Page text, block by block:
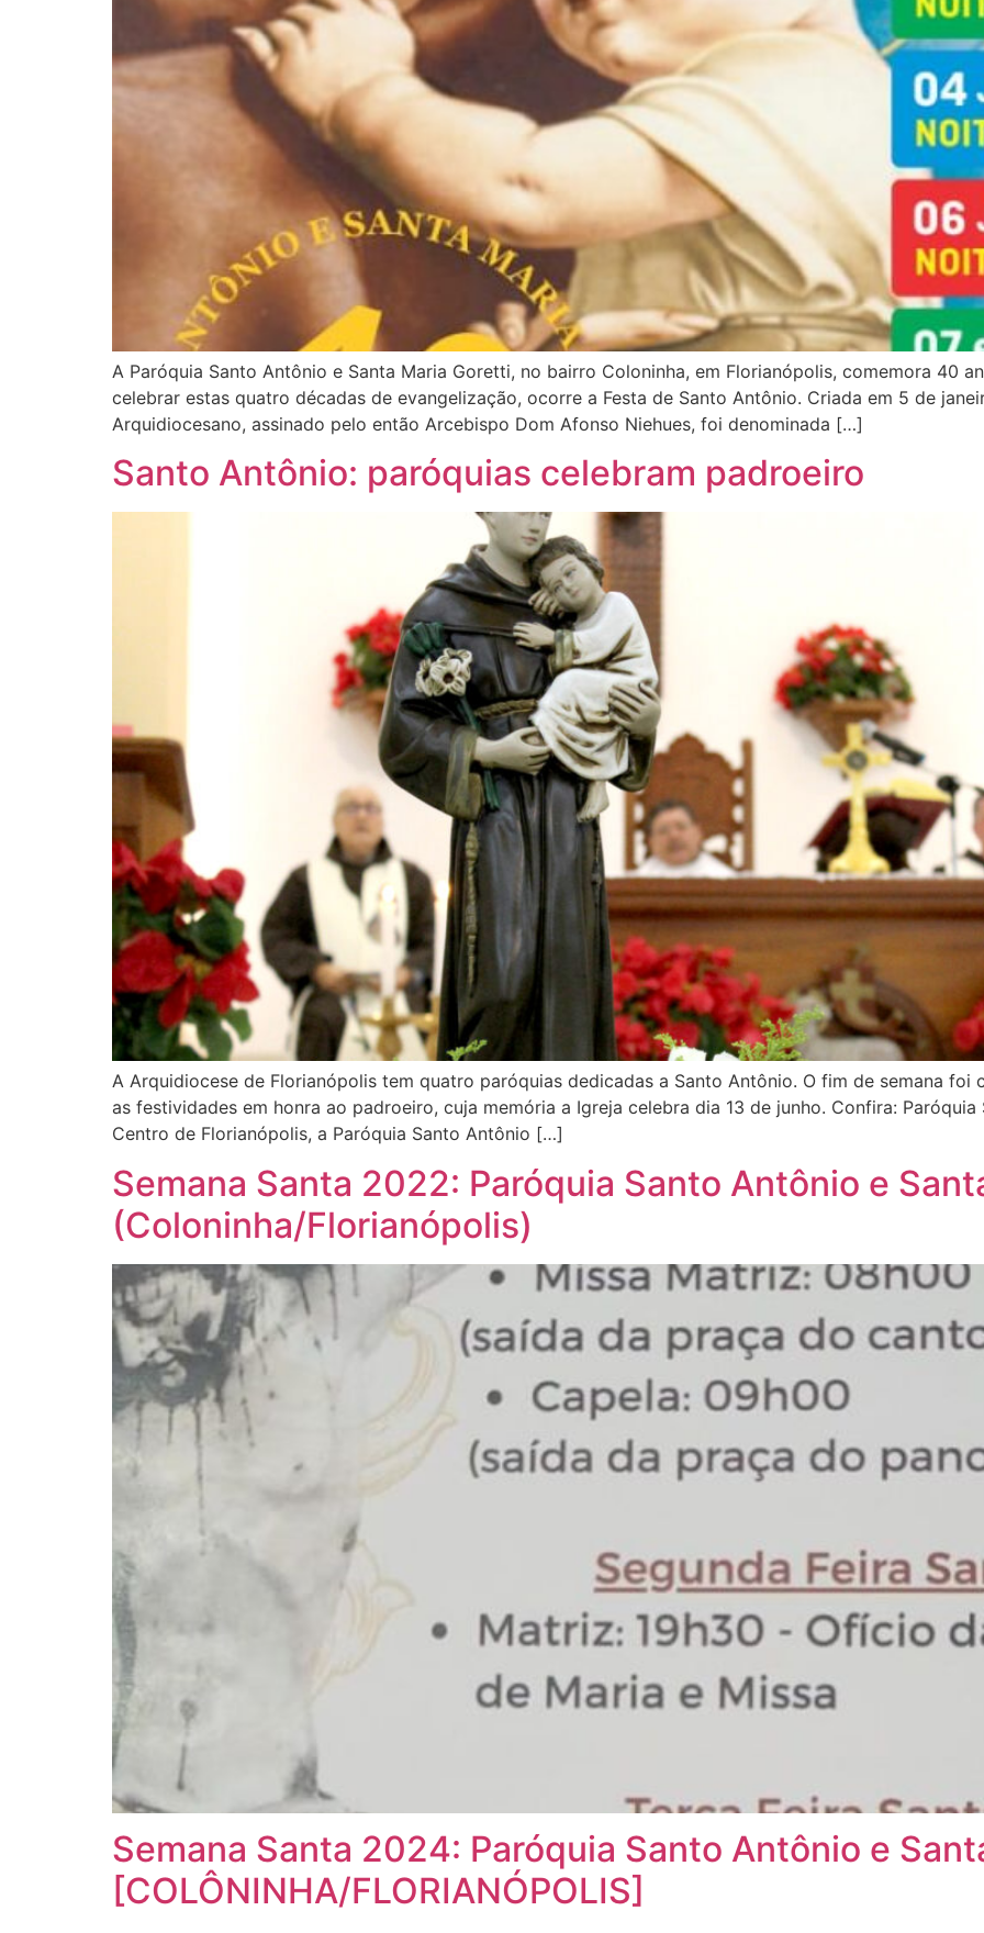
A Paróquia Santo Antônio e Santa Maria Goretti, no bairro Coloninha, em Florianópolis, comemora 40
celebrar estas quatro décadas de evangelização, ocorre a Festa de Santo Antônio. Criada em 5 de
Arquidiocesano, assinado pelo então Arcebispo Dom Afonso Niehues, foi denominada […]
Santo Antônio: paróquias celebram padroeiro
A Arquidiocese de Florianópolis tem quatro paróquias dedicadas a Santo Antônio. O fim de semana foi
as festividades em honra ao padroeiro, cuja memória a Igreja celebra dia 13 de junho. Confira:
Centro de Florianópolis, a Paróquia Santo Antônio […]
Semana Santa 2022: Paróquia Santo Antônio e
(Coloninha/Florianópolis)
Semana Santa 2024: Paróquia Santo Antônio e
[COLÔNINHA/FLORIANÓPOLIS]